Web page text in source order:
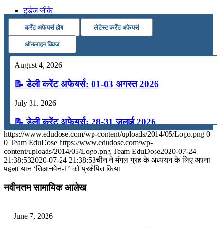
टुडेज जीके
Menu Menu
कर्रेंट अफेयर्स होम लेटेस्ट कर्रेंट अफेयर्स
ऑनलाइन क्विज
August 4, 2026
📝 डेली करेंट अफेयर्स: 01-03 अगस्त 2026
July 31, 2026
📝 डेली करेंट अफेयर्स: 28-31 जुलाई 2026
July 28, 2026
📝 डेली करेंट अफेयर्स: 25-27 जुलाई 2026
July 22, 2026
https://www.edudose.com/wp-content/uploads/2014/05/Logo.png 0
0 Team EduDose https://www.edudose.com/wp-
content/uploads/2014/05/Logo.png Team EduDose2020-07-24
21:38:532020-07-24 21:38:53चीन ने मंगल ग्रह के अध्ययन के लिए अपना
पहला यान ‘तिआनवेन-1’ को प्रक्षेपित किया
नवीनतम सामायिक आलेख
June 7, 2026